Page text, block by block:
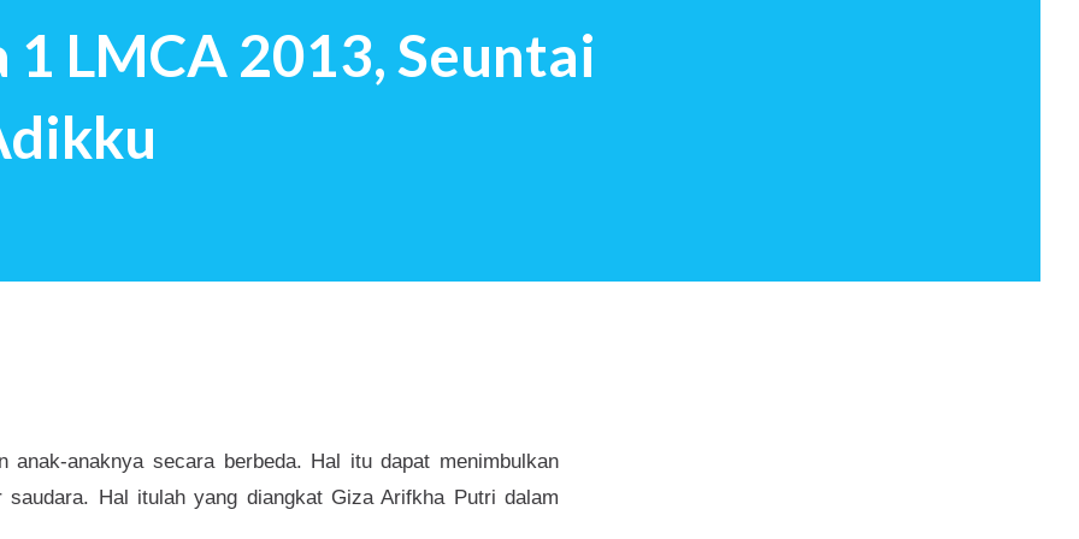
pertanyaan tersebut: Saya
kecil yang indah Ngg…Semacam
saya percaya, kita akan m...
1 LMCA 2013, Seuntai
anak-anaknya secara berbeda. Hal itu dapat menimbulkan
saudara. Hal itulah yang diangkat Giza Arifkha Putri dalam